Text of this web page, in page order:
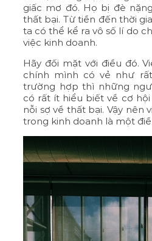
giấc mơ đó. Họ bị đè
thất bại. Từ tiền đến thời
ta có thể kể ra vô số lí do
việc kinh doanh.
Hãy đối mặt với điều đó.
chính mình có vẻ như
trường hợp thì những
có rất ít hiểu biết về cơ
nỗi sợ về thất bại. Vậy nên
trong kinh doanh là một